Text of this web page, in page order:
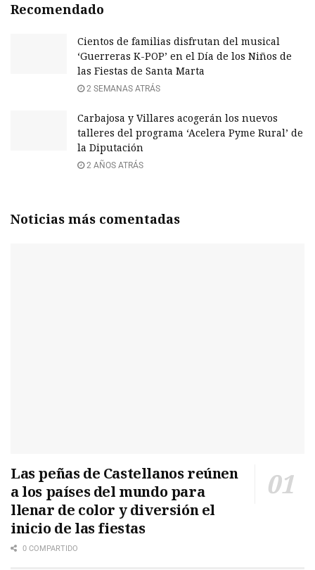
Recomendado
Cientos de familias disfrutan del musical
‘Guerreras K-POP’ en el Día de los Niños de
las Fiestas de Santa Marta
2 SEMANAS ATRÁS
Carbajosa y Villares acogerán los nuevos
talleres del programa ‘Acelera Pyme Rural’ de
la Diputación
2 AÑOS ATRÁS
Noticias más comentadas
Las peñas de Castellanos reúnen
a los países del mundo para
llenar de color y diversión el
inicio de las fiestas
0 COMPARTIDO